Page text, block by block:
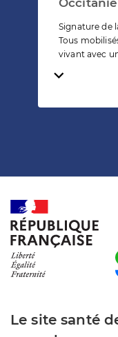
Signature de
Tous
vivant avec
Temps de
Le site santé